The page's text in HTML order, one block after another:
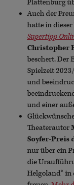
Plattenburg
Auch der
hatte in dieser
Supertipp
Christopher
beschert. Der
Spielzeit
und
und einer
Theaterautor
Soyfer-Preis
nur über ein
die
Helgoland“ in